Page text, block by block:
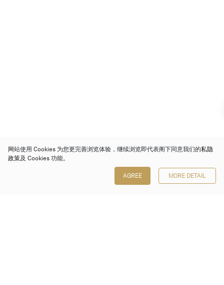
网站使用 Cookies 为您更完善浏览体验，继续浏览即代表阁下同意我们的私隐
政策及 Cookies 功能。
AGREE MORE DETAIL